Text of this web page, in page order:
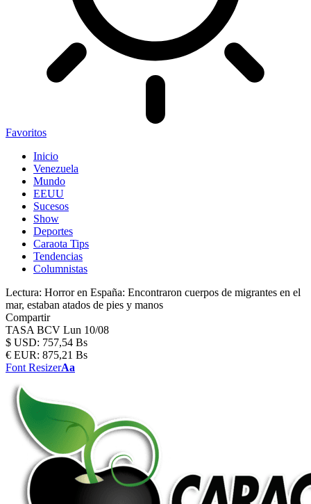
Favoritos
Inicio
Venezuela
Mundo
EEUU
Sucesos
Show
Deportes
Caraota Tips
Tendencias
Columnistas
Lectura: Horror en España: Encontraron cuerpos de migrantes en el
mar, estaban atados de pies y manos
Compartir
TASA BCV Lun 10/08
$ USD: 757,54 Bs
€ EUR: 875,21 Bs
Font ResizerAa